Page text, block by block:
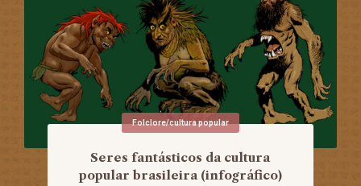
Folclore/cultura popular
Seres fantásticos da cultura
popular brasileira (infográfico)